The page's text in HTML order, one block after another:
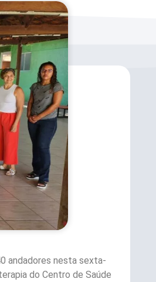
andadores nesta sexta-
do Centro de Saúde